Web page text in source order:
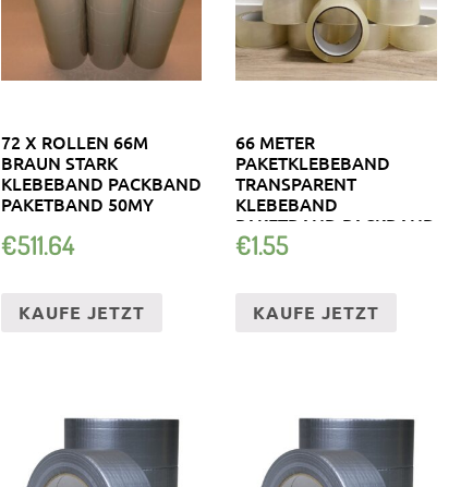
72 X ROLLEN 66M
BRAUN STARK
KLEBEBAND PACKBAND
PAKETBAND 50MY
€511.64
KAUFE JETZT
66 METER
PAKETKLEBEBAND
TRANSPARENT
KLEBEBAND
PAKETBAND PACKBAND
50 ΜM STÄRKE
€1.55
KAUFE JETZT